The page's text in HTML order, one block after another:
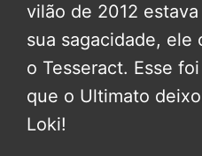
vilão de 2012
sua sagacidade, ele
o Tesseract. Esse
que o Ultimato
Loki!